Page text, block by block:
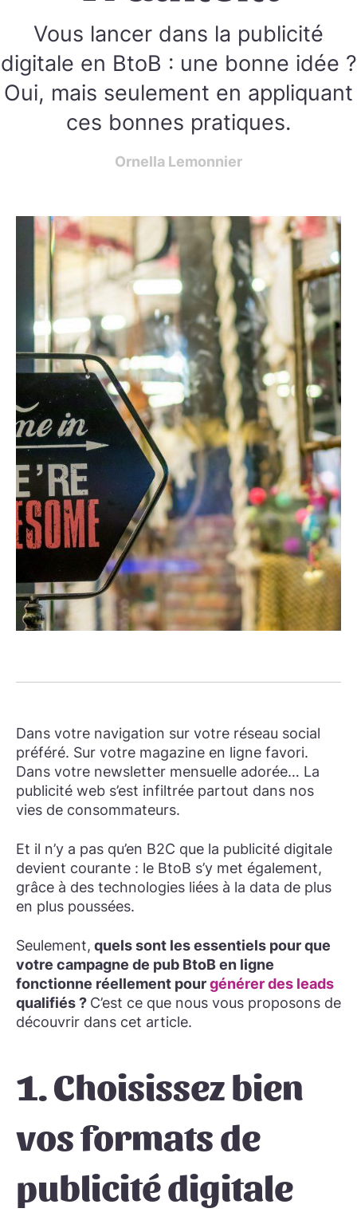
Vous lancer dans la publicité
digitale en BtoB : une bonne idée ?
Oui, mais seulement en appliquant
ces bonnes pratiques.
Ornella Lemonnier
Dans votre navigation sur votre réseau social
préféré. Sur votre magazine en ligne favori.
Dans votre newsletter mensuelle adorée… La
publicité web s’est infiltrée partout dans nos
vies de consommateurs.
Et il n’y a pas qu’en B2C que la publicité digitale
devient courante : le BtoB s’y met également,
grâce à des technologies liées à la data de plus
en plus poussées.
Seulement, quels sont les essentiels pour que
votre campagne de pub BtoB en ligne
fonctionne réellement pourgénérer des leads
qualifiés? C’est ce que nous vous proposons de
découvrir dans cet article.
1. Choisissez bien
vos formats de
publicité digitale